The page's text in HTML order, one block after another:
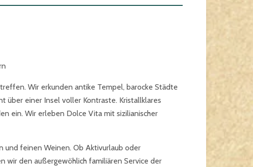
Wir erkunden antike Tempel, barocke Städte
über einer Insel voller Kontraste. Kristallklares
ein. Wir erleben Dolce Vita mit sizilianischer
und feinen Weinen. Ob Aktivurlaub oder
wir den außergewöhlich familiären Service der